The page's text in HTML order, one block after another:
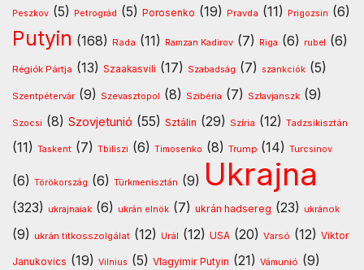
Peszkov (5) Petrográd (5) Porosenko (19) Pravda (11) Prigozsin (6)
Putyin (168) Rada (11) Ramzan Kadirov (7) Riga (6) rubel (6)
Régiók Pártja (13) Szaakasvili (17) Szabadság (7) szankciók (5)
Szentpétervár (9) Szevasztopol (8) Szibéria (7) Szlavjanszk (9)
Szocsi (8) Szovjetunió (55) Sztálin (29) Szíria (12) Tadzsikisztán
(11) Taskent (7) Tbiliszi (6) Timosenko (8) Trump (14) Turcsinov
(6) Törökország (6) Türkmenisztán (9) Ukrajna
(323) ukrajnaiak (6) ukrán elnök (7) ukrán hadsereg (23) ukránok
(9) ukrán titkosszolgálat (12) Urál (12) USA (20) Varsó (12) Viktor
Janukovics (19) Vilnius (5) Vlagyimir Putyin (21) Vámunió (9)